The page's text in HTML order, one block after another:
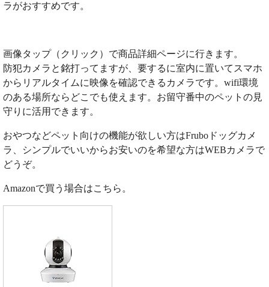
ラがおすすめです。
画像タップ（クリック）で商品詳細ページに行きます。
防犯カメラと銘打ってますが、要するに室内に置いてスマホ
からリアルタイムに映像を確認できるカメラです。wifi環境
のある場所ならどこでも使えます。お留守番中のペットの見
守りに活用できます。
おやつなどペット向けの機能が欲しい方はFruboドッグカメ
ラ、シンプルでいいからお安いのを希望な方はWEBカメラで
どうぞ。
Amazonで買う場合はこちら。